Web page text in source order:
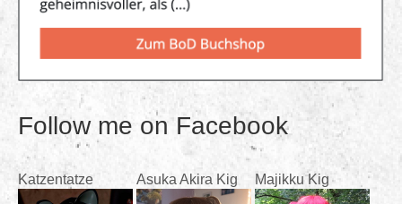
Follow me on Facebook
Katzentatze Asuka Akira Kig Majikku Kig